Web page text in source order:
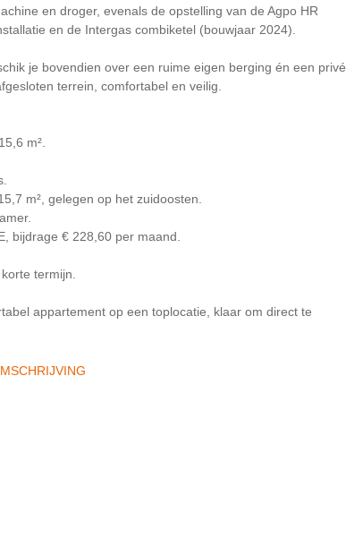
en droger, evenals de opstelling van de Agpo HR
en de Intergas combiketel (bouwjaar 2024).
je bovendien over een ruime eigen berging én een privé
terrein, comfortabel en veilig.
m².
m², gelegen op het zuidoosten.
bijdrage € 228,60 per maand.
termijn.
appartement op een toplocatie, klaar om direct te